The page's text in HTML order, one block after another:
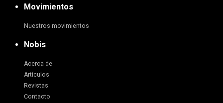
Movimientos
Nuestros movimientos
Nobis
Acerca de
Artículos
Revistas
Contacto